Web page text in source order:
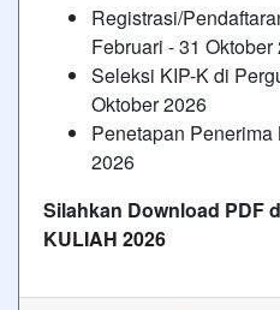
Registrasi/
Februari - 31 Oktober
Seleksi KIP-K di
Oktober 2026
Penetapan Penerima
2026
Silahkan Download PDF
KULIAH 2026